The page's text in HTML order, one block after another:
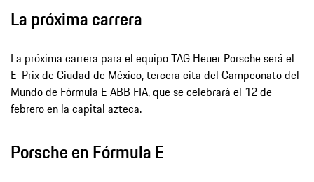
La próxima carrera
La próxima carrera para el equipo TAG Heuer Porsche será el
E-Prix de Ciudad de México, tercera cita del Campeonato del
Mundo de Fórmula E ABB FIA, que se celebrará el 12 de
febrero en la capital azteca.
Porsche en Fórmula E